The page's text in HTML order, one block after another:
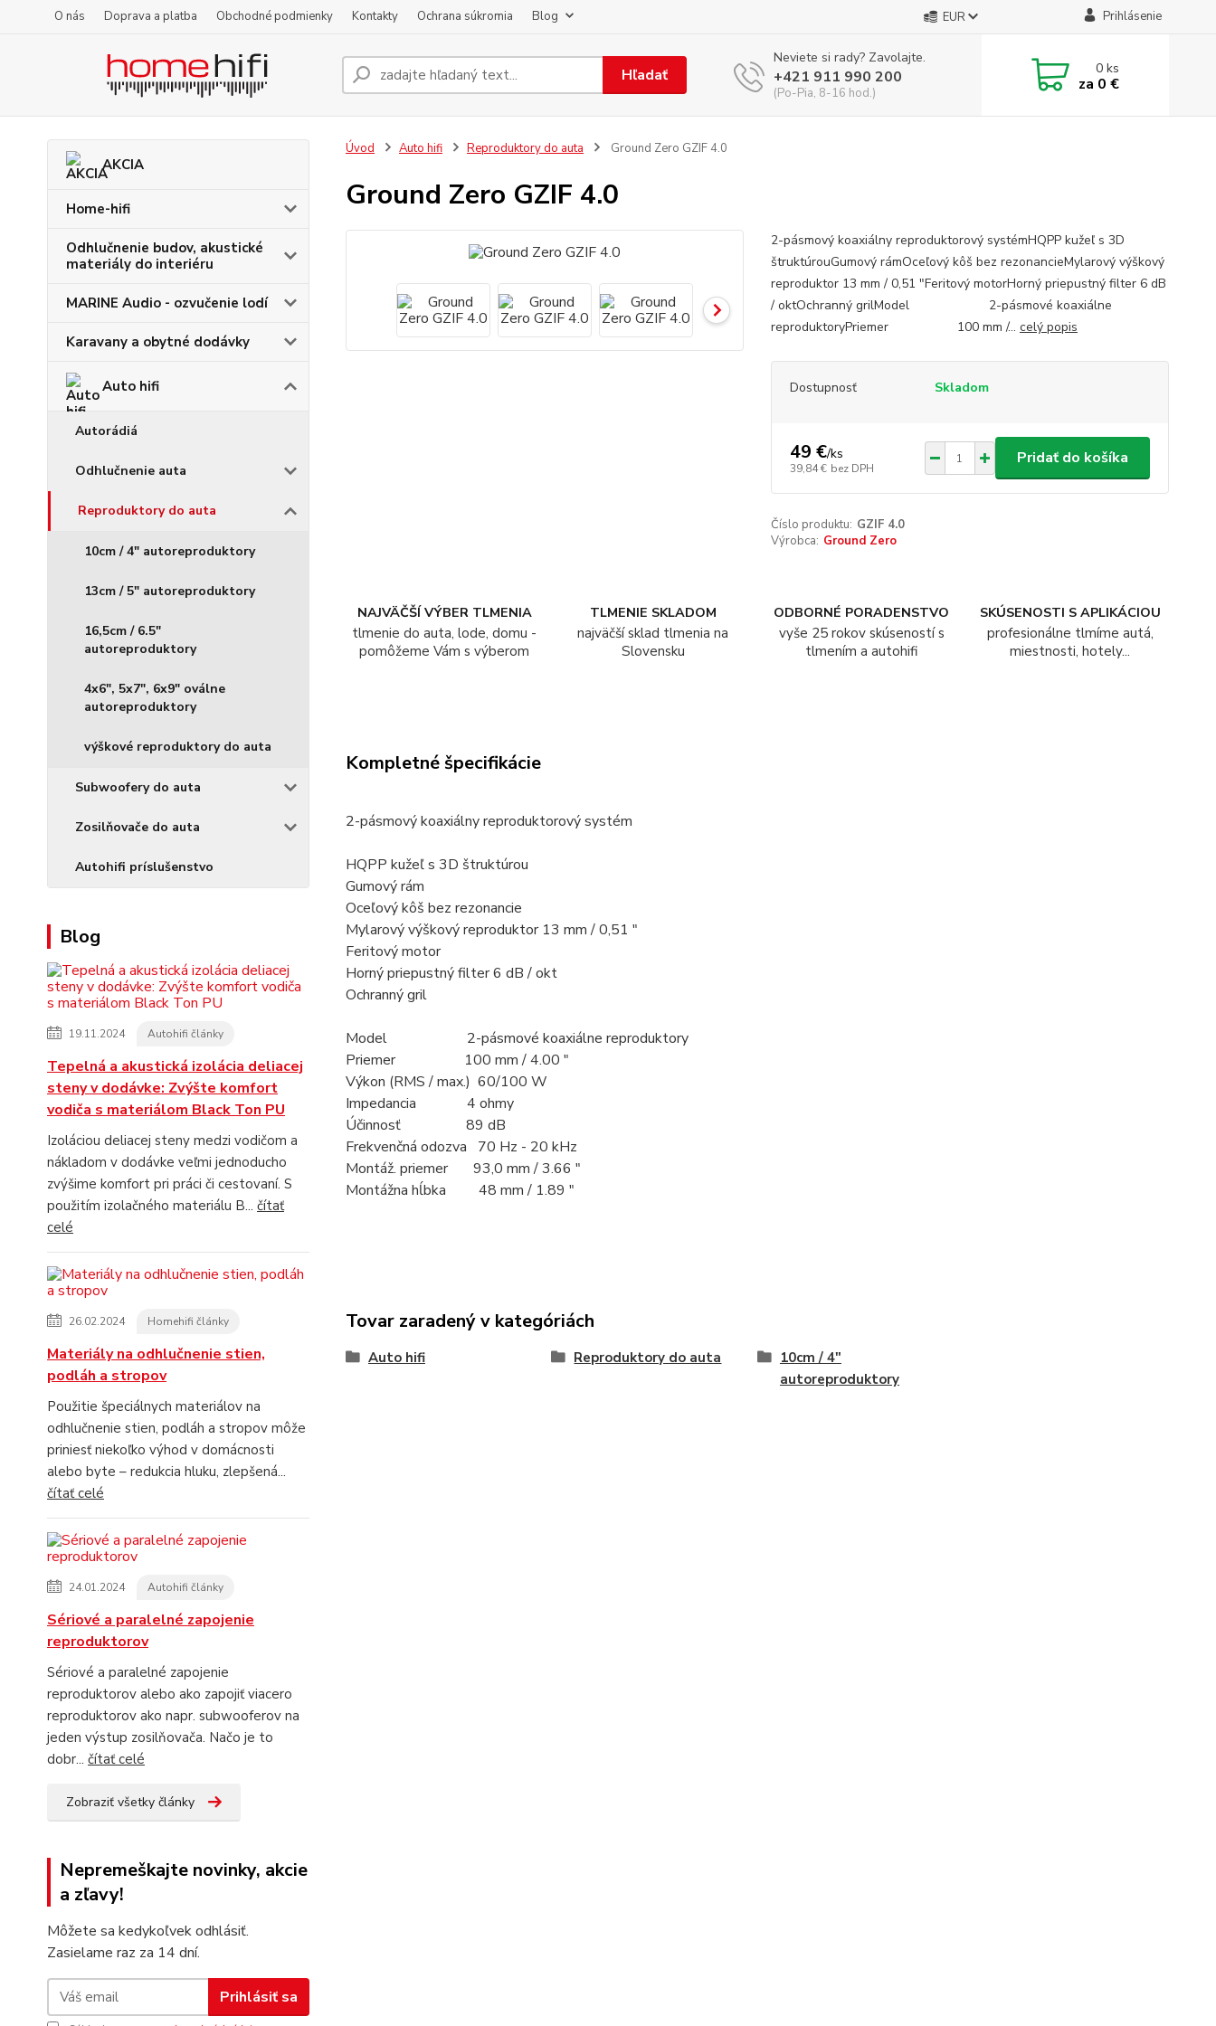
O nás Doprava a platba Obchodné podmienky Kontakty Ochrana súkromia Blog EUR Prihlásenie
Hľadať
Neviete si rady? Zavolajte.
+421 911 990 200
(Po-Pia, 8-16 hod.)
0ks
za 0 €
AKCIA
Home-hifi
Odhlučnenie budov, akustické
materiály do interiéru
MARINE Audio - ozvučenie lodí
Karavany a obytné dodávky
Auto hifi
Autorádiá
Odhlučnenie auta
Reproduktory do auta
10cm / 4" autoreproduktory
13cm / 5" autoreproduktory
16,5cm / 6.5"
autoreproduktory
4x6", 5x7", 6x9" oválne
autoreproduktory
výškové reproduktory do auta
Subwoofery do auta
Zosilňovače do auta
Autohifi príslušenstvo
Blog
19.11.2024 Autohifi články
Tepelná a akustická izolácia deliacej
steny v dodávke: Zvýšte komfort
vodiča s materiálom Black Ton PU
Izoláciou deliacej steny medzi vodičom a
nákladom v dodávke veľmi jednoducho
zvýšime komfort pri práci či cestovaní. S
použitím izolačného materiálu B... čítať
celé
26.02.2024 Homehifi články
Materiály na odhlučnenie stien,
podláh a stropov
Použitie špeciálnych materiálov na
odhlučnenie stien, podláh a stropov môže
priniesť niekoľko výhod v domácnosti
alebo byte – redukcia hluku, zlepšená...
čítať celé
24.01.2024 Autohifi články
Sériové a paralelné zapojenie
reproduktorov
Sériové a paralelné zapojenie
reproduktorov alebo ako zapojiť viacero
reproduktorov ako napr. subwooferov na
jeden výstup zosilňovača. Načo je to
dobr... čítať celé
Zobraziť všetky články
Nepremeškajte novinky, akcie
a zľavy!
Môžete sa kedykoľvek odhlásiť.
Zasielame raz za 14 dní.
Prihlásiť sa
Úvod Auto hifi Reproduktory do auta Ground Zero GZIF 4.0
Ground Zero GZIF 4.0
2-pásmový koaxiálny reproduktorový systémHQPP kužeľ s 3D
štruktúrouGumový rámOceľový kôš bez rezonancieMylarový výškový
reproduktor 13 mm / 0,51 ″Feritový motorHorný priepustný filter 6 dB
/ oktOchranný grilModel 2-pásmové koaxiálne
reproduktoryPriemer 100 mm /... celý popis
Dostupnosť Skladom
49 €/ks
39,84 € bez DPH
Pridať do košíka
Číslo produktu: GZIF 4.0
Výrobca: Ground Zero
NAJVÄČŠÍ VÝBER TLMENIA
tlmenie do auta, lode, domu -
pomôžeme Vám s výberom
TLMENIE SKLADOM
najväčší sklad tlmenia na
Slovensku
ODBORNÉ PORADENSTVO
vyše 25 rokov skúseností s
tlmením a autohifi
SKÚSENOSTI S APLIKÁCIOU
profesionálne tlmíme autá,
miestnosti, hotely...
Kompletné špecifikácie
2-pásmový koaxiálny reproduktorový systém
HQPP kužeľ s 3D štruktúrou
Gumový rám
Oceľový kôš bez rezonancie
Mylarový výškový reproduktor 13 mm / 0,51 ″
Feritový motor
Horný priepustný filter 6 dB / okt
Ochranný gril
Model 2-pásmové koaxiálne reproduktory
Priemer 100 mm / 4.00 "
Výkon (RMS / max.) 60/100 W
Impedancia 4 ohmy
Účinnosť 89 dB
Frekvenčná odozva 70 Hz - 20 kHz
Montáž. priemer 93,0 mm / 3.66 "
Montážna hĺbka 48 mm / 1.89 "
Tovar zaradený v kategóriách
Auto hifi Reproduktory do auta
10cm / 4"
autoreproduktory